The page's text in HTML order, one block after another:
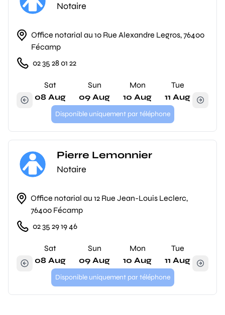
Notaire
Office notarial au 10 Rue Alexandre Legros, 76400
Fécamp
02 35 28 01 22
Sat
08 Aug
Sun
09 Aug
Mon
10 Aug
Tue
11 Aug
Disponible uniquement par téléphone
Pierre Lemonnier
Notaire
Office notarial au 12 Rue Jean-Louis Leclerc,
76400 Fécamp
02 35 29 19 46
Sat
08 Aug
Sun
09 Aug
Mon
10 Aug
Tue
11 Aug
Disponible uniquement par téléphone